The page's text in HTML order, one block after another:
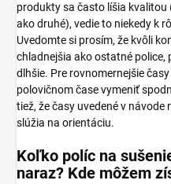
produkty sa často líšia kvalitou
ako druhé), vedie to niekedy k
Uvedomte si prosím, že kvôli
chladnejšia ako ostatné
dlhšie. Pre rovnomernejšie
polovičnom čase vymeniť
tiež, že časy uvedené v návode
slúžia na orientáciu.
Koľko políc na
naraz? Kde môžem